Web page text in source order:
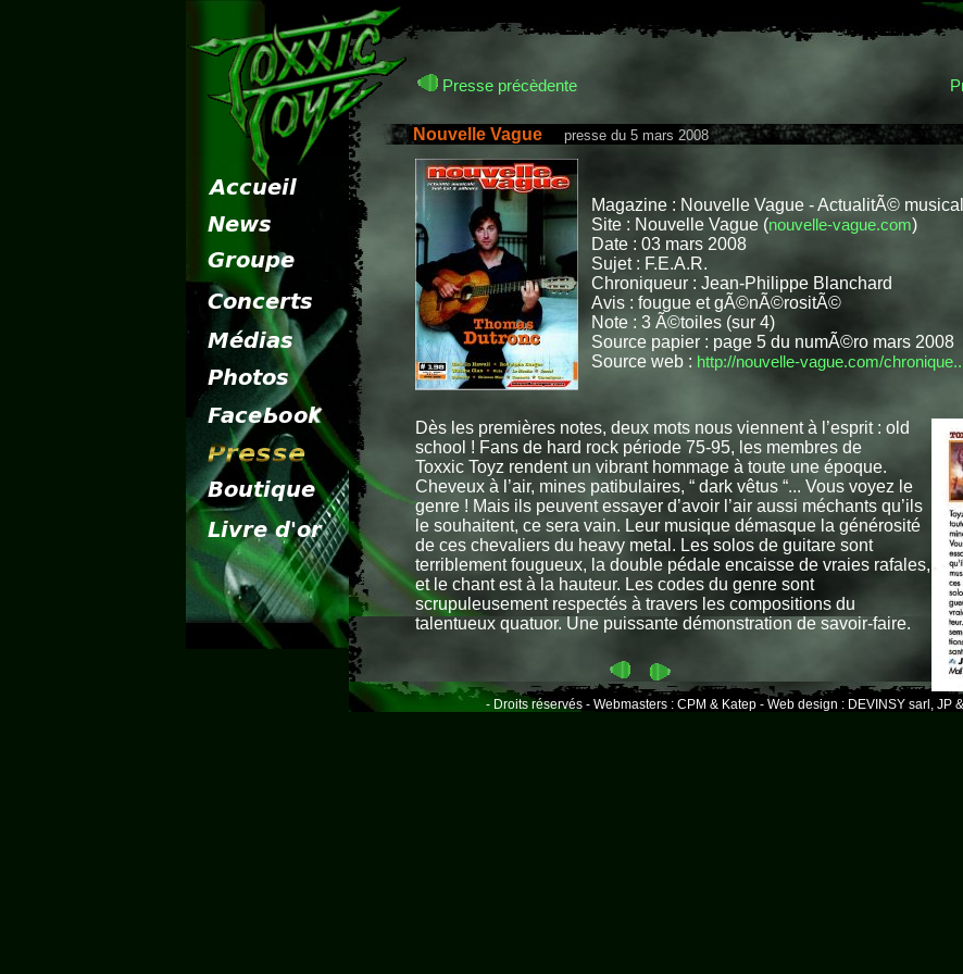
Presse précèdente
Nouvelle Vaguepresse du 5 mars 2008
Magazine : Nouvelle Vague - ActualitÃ©
Site : Nouvelle Vague (nouvelle-vague.com)
Date : 03 mars 2008
Sujet : F.E.A.R.
Chroniqueur : Jean-Philippe Blanchard
Avis : fougue et gÃ©nÃ©rositÃ©
Note : 3 Ã©toiles (sur 4)
Source papier : page 5 du numÃ©ro mars 2008
Source web : http://nouvelle-vague.com/
Dès les premières notes, deux mots nous viennent à l’esprit : old
school ! Fans de hard rock période 75-95, les membres de
Toxxic Toyz rendent un vibrant hommage à toute une époque.
Cheveux à l’air, mines patibulaires, “ dark vêtus “... Vous voyez le
genre ! Mais ils peuvent essayer d’avoir l’air aussi méchants qu’ils
le souhaitent, ce sera vain. Leur musique démasque la générosité
de ces chevaliers du heavy metal. Les solos de guitare sont
terriblement fougueux, la double pédale encaisse de vraies rafales,
et le chant est à la hauteur. Les codes du genre sont
scrupuleusement respectés à travers les compositions du
talentueux quatuor. Une puissante démonstration de savoir-faire.
- Droits réservés - Webmasters : CPM & Katep - Web design : DEVINSY sarl, JP